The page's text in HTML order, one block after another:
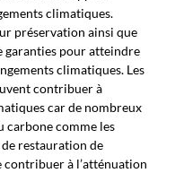
climatiques.
préservation ainsi que
garanties pour atteindre
climatiques. Les
contribuer à
car de nombreux
carbone comme les
restauration de
contribuer à l’atténuation